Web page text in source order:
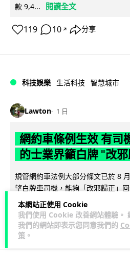
本網站正使用 Cookie
我們使用 Cookie 改善網站體驗。
我們的網站即表示您同意我們的
策 。
款 9,4...
閱讀全文
119 10 ↗ 分享
科技娛樂 生活科技 智慧城市
Lawton 1 日
網約車條例生效 有司
的士業界籲白牌 "改
規管網約車法例大部分條文已於 8
望白牌車司機，能夠「改邪歸正」
高罰則，首次定罪最高罰款...
207 147↗ 分享